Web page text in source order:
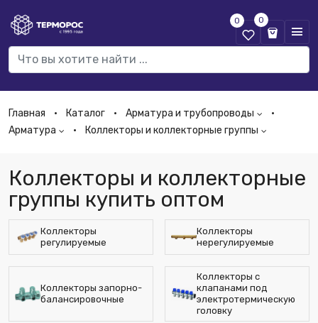
0 0
Главная Каталог
Арматура и трубопроводы
Арматура
Коллекторы и коллекторные группы
Коллекторы и коллекторные
группы купить оптом
Коллекторы
регулируемые
Коллекторы
нерегулируемые
Коллекторы запорно-
балансировочные
Коллекторы с
клапанами под
электротермическую
головку